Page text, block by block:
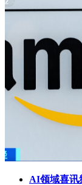
完全不在话下。
能够满足追求影
效成为现实；音
音乐细节，满足
喜欢复杂布线，
的简便安装和时
装固定音响系统
也成为了他们的
表示：“用了HT-
清晰饱满的声音
AI领域喜讯